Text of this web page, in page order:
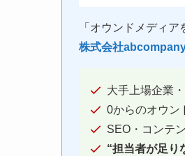
「オウンドメディ
株式会社
大手上場企業
0からのオウン
SEO・コンテ
“担当者が足り